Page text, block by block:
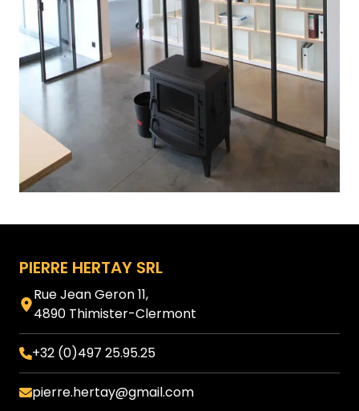
PIERRE HERTAY SRL
Rue Jean Geron 11,
4890 Thimister-Clermont
+32 (0)497 25.95.25
pierre.hertay@gmail.com